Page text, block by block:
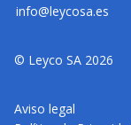
© Leyco SA 2026
Aviso legal
info@leycosa.es